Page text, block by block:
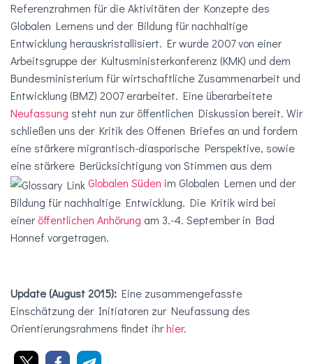
Referenzrahmen für die Aktivitäten der Konzepte des
Globalen Lernens und der Bildung für nachhaltige
Entwicklung herauskristallisiert. Er wurde 2007 von einer
Arbeitsgruppe der Kultusministerkonferenz (KMK) und dem
Bundesministerium für wirtschaftliche Zusammenarbeit und
Entwicklung (BMZ) 2007 erarbeitet. Eine überarbeitete
Neufassung steht nun zur öffentlichen Diskussion bereit. Wir
schließen uns der Kritik des Offenen Briefes an und fordern
eine stärkere migrantisch-diasporische Perspektive, sowie
eine stärkere Berücksichtigung von Stimmen aus dem
Globalen Süden im Globalen Lernen und der
Bildung für nachhaltige Entwicklung. Die Kritik wird bei
eineröffentlichen Anhörung am 3.-4. September in Bad
Honnef vorgetragen.
Update (August 2015): Eine zusammengefasste
Einschätzung der Initiatoren zur Neufassung des
Orientierungsrahmens findet ihrhier.